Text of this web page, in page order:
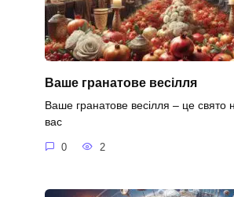
Ваше гранатове весілля
Ваше гранатове весілля – це свято
вас
0 2